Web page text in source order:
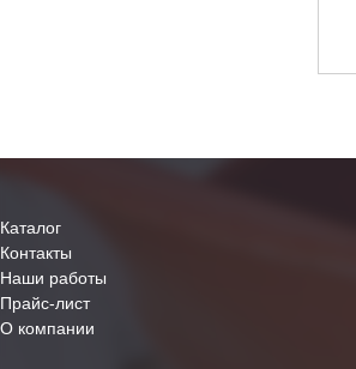
Каталог
Контакты
Наши работы
Прайс-лист
О компании